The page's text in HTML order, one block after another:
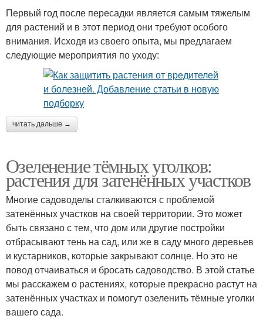
Дерева на планете Дерева в мире
Кедровое дерево
Первый год после пересадки является самым тяжелым
для растений и в этот период они требуют особого
внимания. Исходя из своего опыта, мы предлагаем
следующие мероприятия по уходу:
читать дальше →
Озеленение тёмных уголков:
растения для затенённых участков
Многие садоводелы сталкиваются с проблемой
затенённых участков на своей территории. Это может
быть связано с тем, что дом или другие постройки
отбрасывают тень на сад, или же в саду много деревьев
и кустарников, которые закрывают солнце. Но это не
повод отчаиваться и бросать садоводство. В этой статье
мы расскажем о растениях, которые прекрасно растут на
затенённых участках и помогут озеленить тёмные уголки
вашего сада.